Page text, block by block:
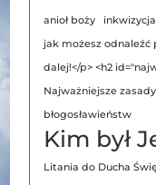
anioł boży inkwizycja
jak możesz odnaleźć
dalej!</p> <h2
Najważniejsze
błogosławieństw
Kim był
Litania do Ducha